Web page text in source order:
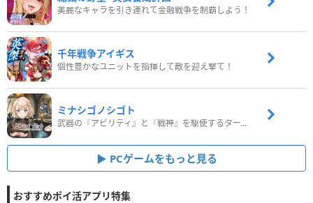
美麗なキャラを引き連れて金融戦争を制覇しよう！
千年戦争アイギス
個性豊かなユニットを指揮して敵を迎え撃て！
ミナシゴノシゴト
武器の『アビリティ』と『戦神』を駆使するターン制コマンドバトルRPG！
PCゲームをもっと見る
おすすめポイ活アプリ特集